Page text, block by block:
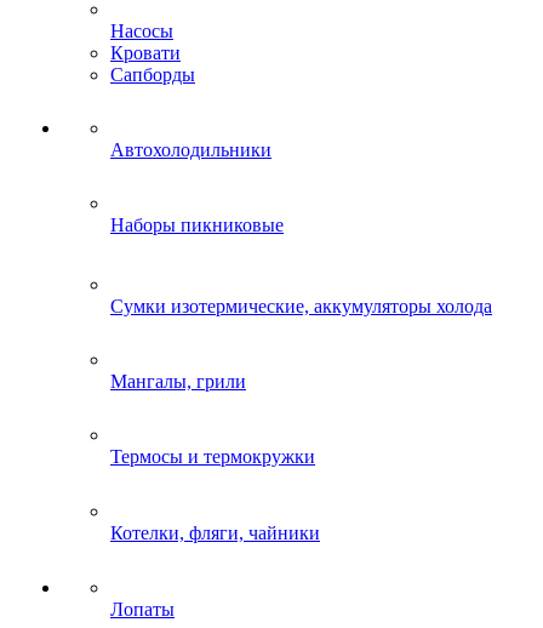
Насосы
Кровати
Сапборды
Автохолодильники
Наборы пикниковые
Сумки изотермические, аккумуляторы холода
Мангалы, грили
Термосы и термокружки
Котелки, фляги, чайники
Лопаты